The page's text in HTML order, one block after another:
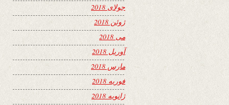
جولای 2018
ژوئن 2018
می 2018
آوریل 2018
مارس 2018
فوریه 2018
ژانویه 2018